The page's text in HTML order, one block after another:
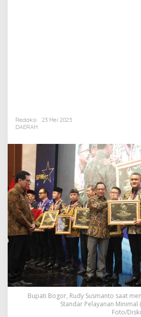
Redaksi
23 Mei 2025
DAERAH
Bupati Bogor, Rudy Susmanto saat
Standar Pelayanan Minimal
Foto/